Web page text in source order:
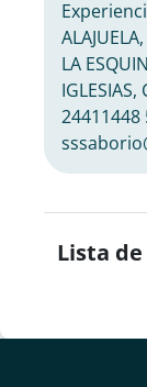
LA
IGLESIAS,
24411448
Lista